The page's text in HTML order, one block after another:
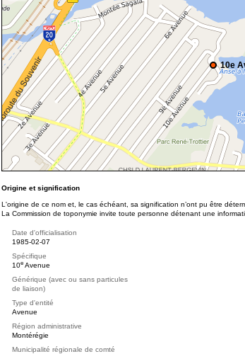
10e
Origine et signification
L'origine de ce nom et, le cas échéant, sa signification n’ont pu être
La Commission de toponymie invite toute personne détenant une
Date d'officialisation
1985-02-07
Spécifique
10e Avenue
Générique (avec ou sans particules
de liaison)
Type d'entité
Avenue
Région administrative
Montérégie
Municipalité régionale de comté